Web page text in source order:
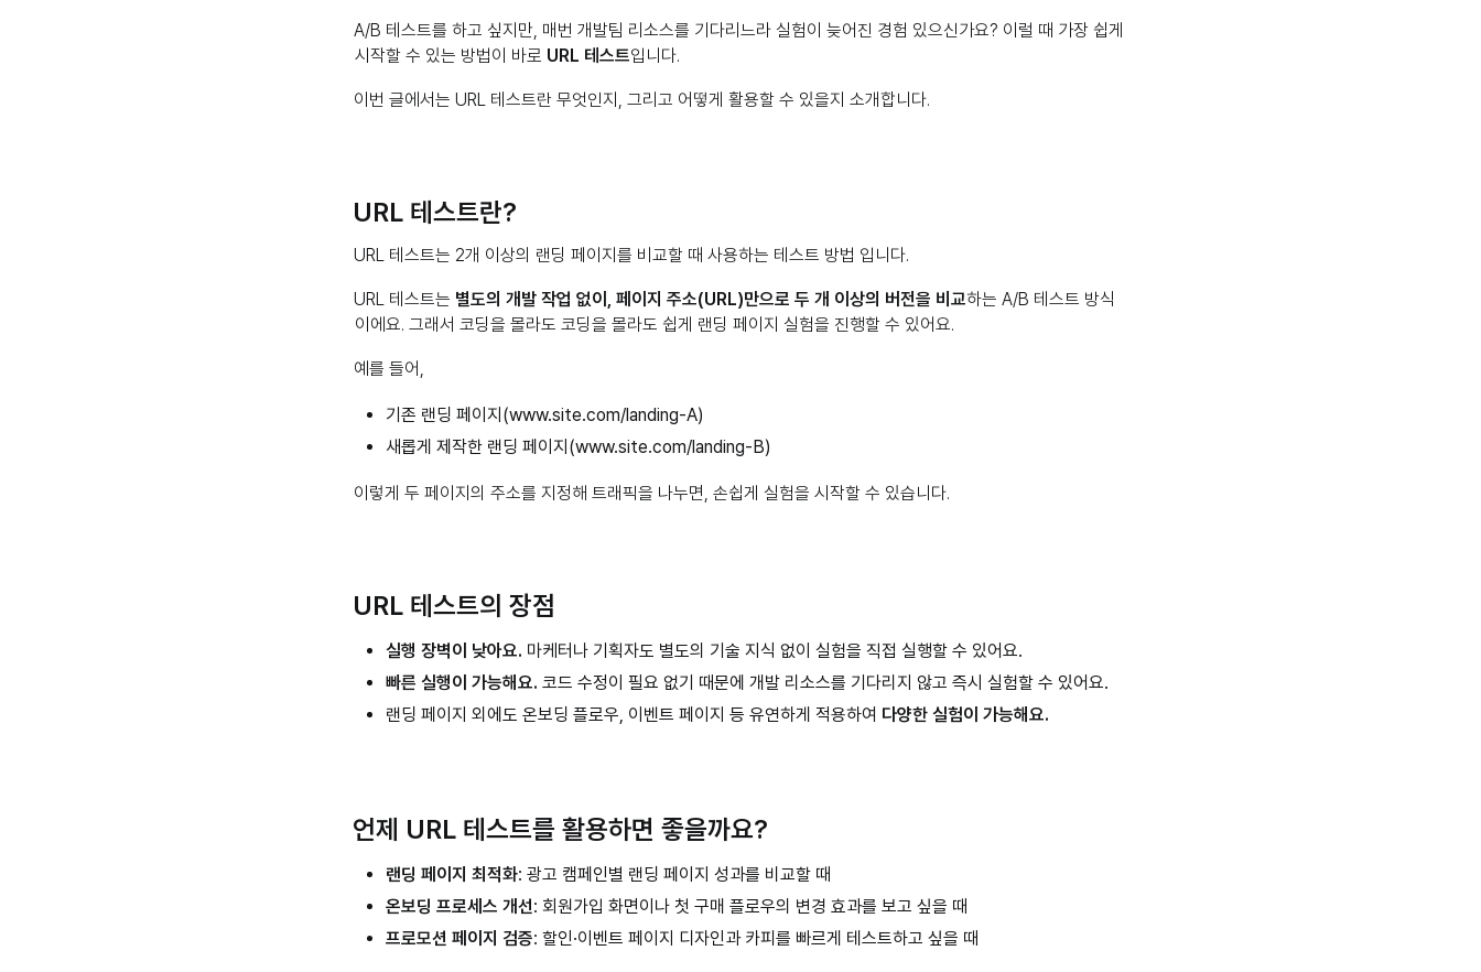
A/B 테스트를 하고 싶지만, 매번 개발팀 리소스를 기다리느라 실험이 늦어진 경험 있으신가요? 이럴 때 가장 쉽게
시작할 수 있는 방법이 바로 URL 테스트입니다.
이번 글에서는 URL 테스트란 무엇인지, 그리고 어떻게 활용할 수 있을지 소개합니다.
URL 테스트란?
URL 테스트는 2개 이상의 랜딩 페이지를 비교할 때 사용하는 테스트 방법 입니다.
URL 테스트는 별도의 개발 작업 없이, 페이지 주소(URL)만으로 두 개 이상의 버전을 비교하는 A/B 테스트 방식
이에요. 그래서 코딩을 몰라도 코딩을 몰라도 쉽게 랜딩 페이지 실험을 진행할 수 있어요.
예를 들어,
기존 랜딩 페이지(www.site.com/landing-A)
새롭게 제작한 랜딩 페이지(www.site.com/landing-B)
이렇게 두 페이지의 주소를 지정해 트래픽을 나누면, 손쉽게 실험을 시작할 수 있습니다.
URL 테스트의 장점
실행 장벽이 낮아요. 마케터나 기획자도 별도의 기술 지식 없이 실험을 직접 실행할 수 있어요.
빠른 실행이 가능해요. 코드 수정이 필요 없기 때문에 개발 리소스를 기다리지 않고 즉시 실험할 수 있어요.
랜딩 페이지 외에도 온보딩 플로우, 이벤트 페이지 등 유연하게 적용하여 다양한 실험이 가능해요.
언제 URL 테스트를 활용하면 좋을까요?
랜딩 페이지 최적화: 광고 캠페인별 랜딩 페이지 성과를 비교할 때
온보딩 프로세스 개선: 회원가입 화면이나 첫 구매 플로우의 변경 효과를 보고 싶을 때
프로모션 페이지 검증: 할인·이벤트 페이지 디자인과 카피를 빠르게 테스트하고 싶을 때